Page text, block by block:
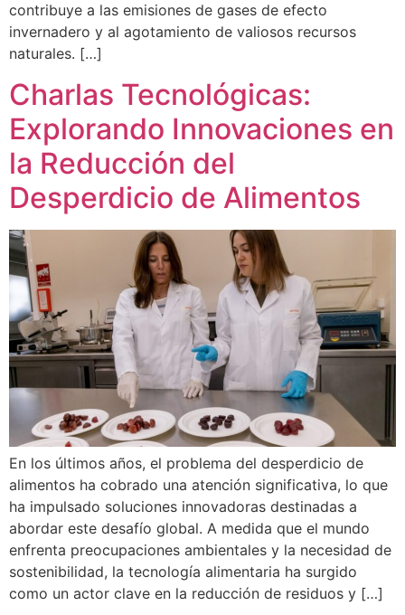
contribuye a las emisiones de gases de efecto
invernadero y al agotamiento de valiosos recursos
naturales. […]
Charlas Tecnológicas:
Explorando Innovaciones en
la Reducción del
Desperdicio de Alimentos
En los últimos años, el problema del desperdicio de
alimentos ha cobrado una atención significativa, lo que
ha impulsado soluciones innovadoras destinadas a
abordar este desafío global. A medida que el mundo
enfrenta preocupaciones ambientales y la necesidad de
sostenibilidad, la tecnología alimentaria ha surgido
como un actor clave en la reducción de residuos y […]